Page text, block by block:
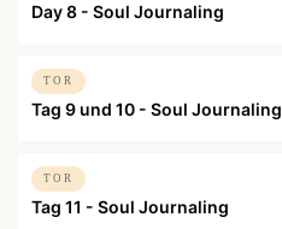
Day 8 - Soul Journaling
TOR
Tag 9 und 10 - Soul Journaling
TOR
Tag 11 - Soul Journaling